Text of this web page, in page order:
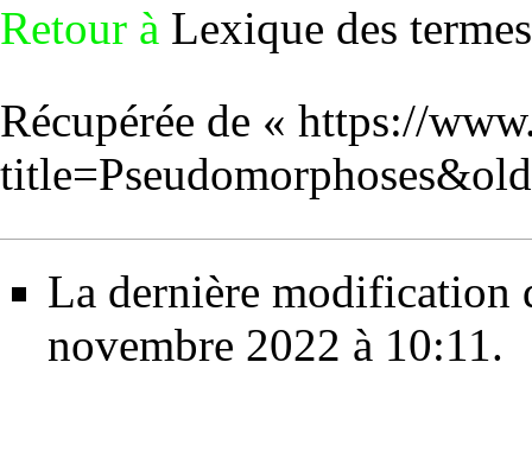
Retour à Lexique des
Récupérée de « https://
La dernière modification
novembre 2022 à 10:11.